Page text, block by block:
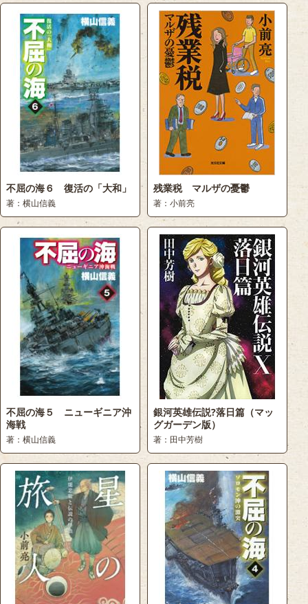
不屈の海６ 復活の「大和」
著：横山信義
残業税 マルザの憂鬱
著：小前亮
不屈の海５ ニューギニア沖
海戦
著：横山信義
銀河英雄伝説?落日篇（マッ
グガーデン版）
著：田中芳樹